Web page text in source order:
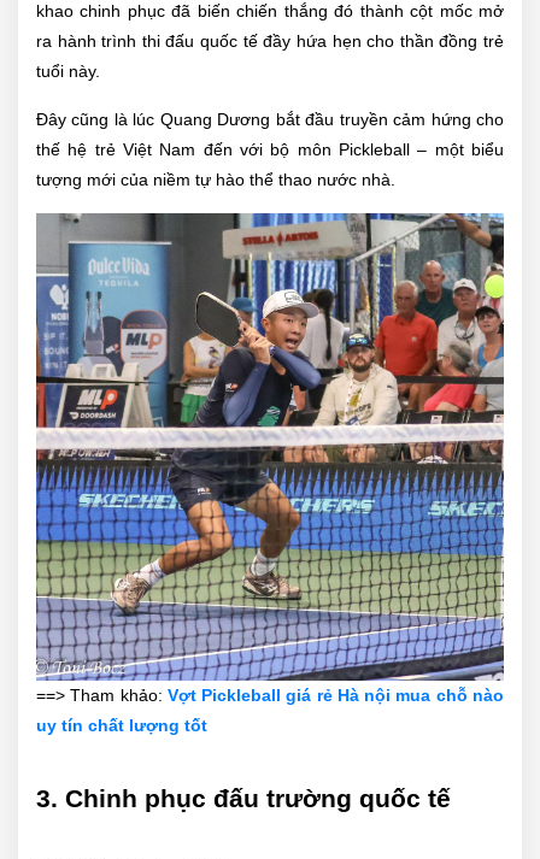
khao chinh phục đã biến chiến thắng đó thành cột mốc mở
ra hành trình thi đấu quốc tế đầy hứa hẹn cho thần đồng trẻ
tuổi này.
Đây cũng là lúc Quang Dương bắt đầu truyền cảm hứng cho
thế hệ trẻ Việt Nam đến với bộ môn Pickleball – một biểu
tượng mới của niềm tự hào thể thao nước nhà.
==> Tham khảo: Vợt Pickleball giá rẻ Hà nội mua chỗ nào
uy tín chất lượng tốt
3. Chinh phục đấu trường quốc tế